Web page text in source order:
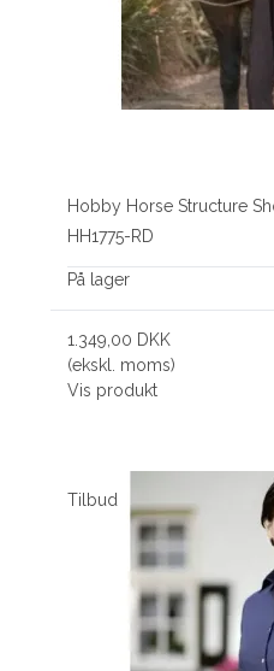
Hobby Horse Structure
HH1775-RD
På lager
1.349,00 DKK
(ekskl. moms)
Vis produkt
Tilbud